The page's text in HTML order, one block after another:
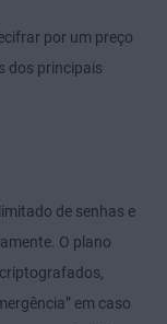
por um preço
dos principais
de senhas e
O plano
em caso